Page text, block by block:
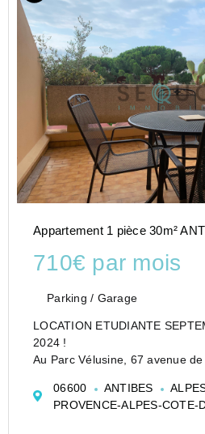
PROVENCE-
ALPES-
COTE-D-
AZUR
ALPES-
MARITIMES
ANTIBES
Appartement 1 pièce 30m²
710€ par mois
Parking / Garage
LOCATION ETUDIANTE
2024 !
Au Parc Vélusine, 67 avenue
comprenant : une entrée avec
avec deux lits superposés, une
06600 ANTIBES
PROVENCE-ALPES-COTE-